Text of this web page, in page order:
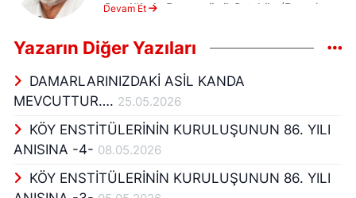
Geçtiğimiz Pazar günü Ortaköy (Baysı)
Günleri Etkinliklerine katıldım. Bu yıl
ikincisi düzenlenen etkinliğin geçen yıl
birincisine katılamadım. Bu yılda birinci
gününe yine katılamadım. Ama ikinci
üzülmüştüm. Başarılı Muhtar Halime
kızımızın bu davetine icabet etmemek
gün Gödene den geldim ve Kumluca ya
Devam Et
Yazarın Diğer Yazıları
DAMARLARINIZDAKİ ASİL KANDA
MEVCUTTUR…. 25.05.2026
KÖY ENSTİTÜLERİNİN KURULUŞUNUN 86. YILI
ANISINA -4- 08.05.2026
KÖY ENSTİTÜLERİNİN KURULUŞUNUN 86. YILI